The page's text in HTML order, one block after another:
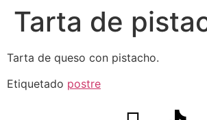
Tarta de
Tarta de queso con pistacho.
Etiquetado postre